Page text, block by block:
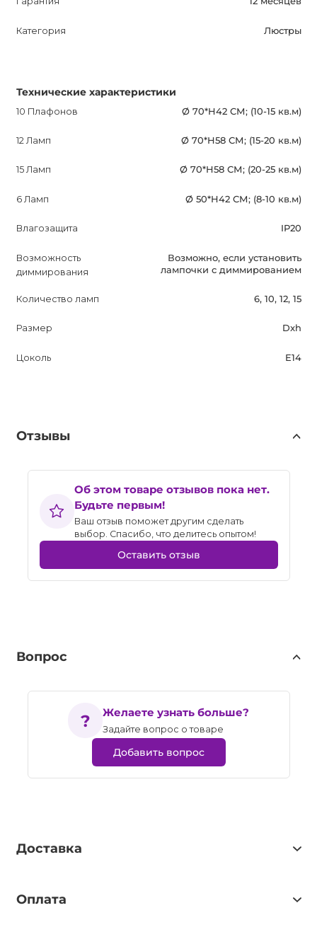
с нашими опытными менеджерами.
пространство.
Категория Люстры
Технические характеристики
10 Плафонов Ø 70*H42 СМ; (10-15 кв.м)
12 Ламп Ø 70*H58 СМ; (15-20 кв.м)
15 Ламп Ø 70*H58 СМ; (20-25 кв.м)
6 Ламп Ø 50*H42 СМ; (8-10 кв.м)
Влагозащита IP20
Возможность
диммирования
Возможно, если установить
лампочки с диммированием
Количество ламп 6, 10, 12, 15
Размер Dxh
Цоколь E14
Отзывы
Об этом товаре отзывов пока нет.
Будьте первым!
Ваш отзыв поможет другим сделать
выбор. Спасибо, что делитесь опытом!
Оставить отзыв
Вопрос
Желаете узнать больше?
Задайте вопрос о товаре
Добавить вопрос
Доставка
Оплата